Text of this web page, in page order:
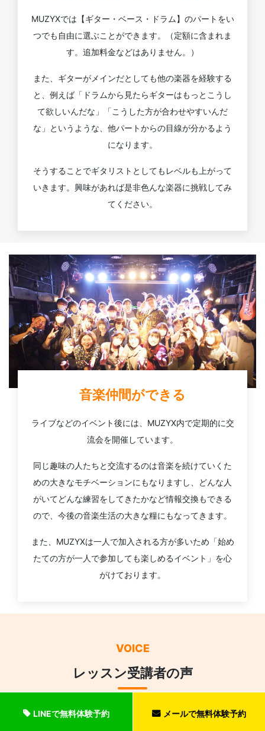
MUZYXでは【ギター・ベース・ドラム】のパートをい
つでも自由に選ぶことができます。（定額に含まれま
す。追加料金などはありません。）
また、ギターがメインだとしても他の楽器を経験する
と、例えば「ドラムから見たらギターはもっとこうし
て欲しいんだな」「こうした方が合わせやすいんだ
な」というような、他パートからの目線が分かるよう
になります。
そうすることでギタリストとしてもレベルも上がって
いきます。興味があれば是非色んな楽器に挑戦してみ
てください。
音楽仲間ができる
ライブなどのイベント後には、MUZYX内で定期的に交
流会を開催しています。
同じ趣味の人たちと交流するのは音楽を続けていくた
めの大きなモチベーションにもなりますし、どんな人
がいてどんな練習をしてきたかなど情報交換もできる
ので、今後の音楽生活の大きな糧にもなってきます。
また、MUZYXは一人で加入される方が多いため「始め
たての方が一人で参加しても楽しめるイベント」を心
がけております。
VOICE
レッスン受講者の声
LINEで無料体験予約 メールで無料体験予約